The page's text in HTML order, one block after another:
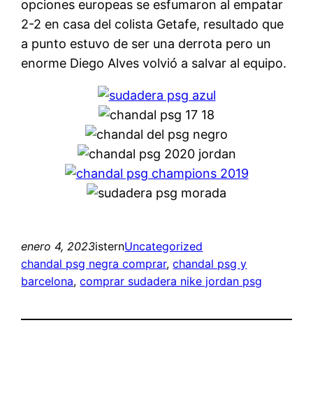
opciones europeas se esfumaron al empatar
2-2 en casa del colista Getafe, resultado que
a punto estuvo de ser una derrota pero un
enorme Diego Alves volvió a salvar al equipo.
enero 4, 2023isternUncategorized
chandal psg negra comprar, chandal psg y
barcelona, comprar sudadera nike jordan psg